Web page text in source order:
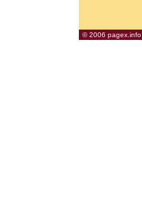
© 2006 pagex.info